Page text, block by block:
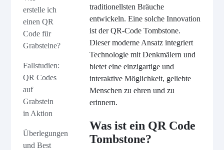
erstelle ich
einen QR
Code für
Grabsteine?
Fallstudien:
QR Codes
auf
Grabstein
in Aktion
Überlegungen
und Best
traditionellsten Bräuche
entwickeln. Eine solche Innovation
ist der QR-Code Tombstone.
Dieser moderne Ansatz integriert
Technologie mit Denkmälern und
bietet eine einzigartige und
interaktive Möglichkeit, geliebte
Menschen zu ehren und zu
erinnern.
Was ist ein QR Code
Tombstone?